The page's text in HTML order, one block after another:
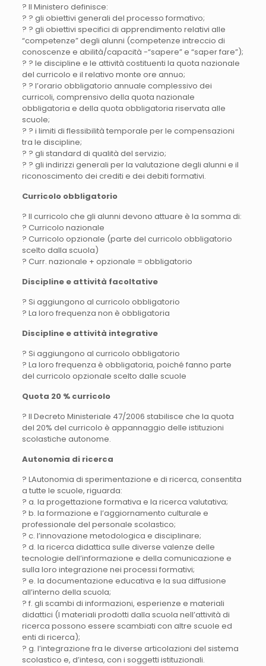
? Il Ministero definisce:
? ? gli obiettivi generali del processo formativo;
? ? gli obiettivi specifici di apprendimento relativi alle
“competenze” degli alunni (competenze intreccio di
conoscenze e abilità/capacità -“sapere” e “saper fare”);
? ? le discipline e le attività costituenti la quota nazionale
del curricolo e il relativo monte ore annuo;
? ? l’orario obbligatorio annuale complessivo dei
curricoli, comprensivo della quota nazionale
obbligatoria e della quota obbligatoria riservata alle
scuole;
? ? i limiti di flessibilità temporale per le compensazioni
tra le discipline;
? ? gli standard di qualità del servizio;
? ? gli indirizzi generali per la valutazione degli alunni e il
riconoscimento dei crediti e dei debiti formativi.
Curricolo obbligatorio
? Il curricolo che gli alunni devono attuare è la somma di:
? Curricolo nazionale
? Curricolo opzionale (parte del curricolo obbligatorio
scelto dalla scuola)
? Curr. nazionale + opzionale = obbligatorio
Discipline e attività facoltative
? Si aggiungono al curricolo obbligatorio
? La loro frequenza non è obbligatoria
Discipline e attività integrative
? Si aggiungono al curricolo obbligatorio
? La loro frequenza è obbligatoria, poiché fanno parte
del curricolo opzionale scelto dalle scuole
Quota 20 % curricolo
? Il Decreto Ministeriale 47/2006 stabilisce che la quota
del 20% del curricolo è appannaggio delle istituzioni
scolastiche autonome.
Autonomia di ricerca
? LAutonomia di sperimentazione e di ricerca, consentita
a tutte le scuole, riguarda:
? a. la progettazione formativa e la ricerca valutativa;
? b. la formazione e l’aggiornamento culturale e
professionale del personale scolastico;
? c. l’innovazione metodologica e disciplinare;
? d. la ricerca didattica sulle diverse valenze delle
tecnologie dell’informazione e della comunicazione e
sulla loro integrazione nei processi formativi;
? e. la documentazione educativa e la sua diffusione
all’interno della scuola;
? f. gli scambi di informazioni, esperienze e materiali
didattici (I materiali prodotti dalla scuola nell’attività di
ricerca possono essere scambiati con altre scuole ed
enti di ricerca);
? g. l’integrazione fra le diverse articolazioni del sistema
scolastico e, d’intesa, con i soggetti istituzionali.